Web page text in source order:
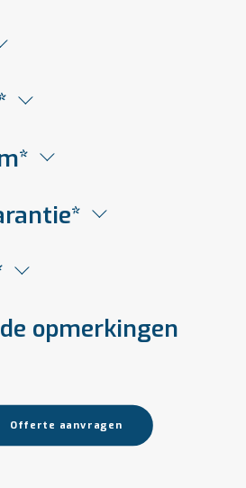
opmerkingen
Offerte aanvragen